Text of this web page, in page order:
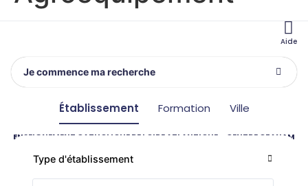
Je commence ma recherche
Établissement Formation Ville
Aide
ENSEIGNEMENT CATHOLIQUE DE LOIRE ATLANTIQUE – CENTRE OZANAM
Tél. :02 51 81 64 00